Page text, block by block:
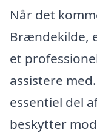
Når det
Brændekilde,
et
assistere
essentiel del
beskytter